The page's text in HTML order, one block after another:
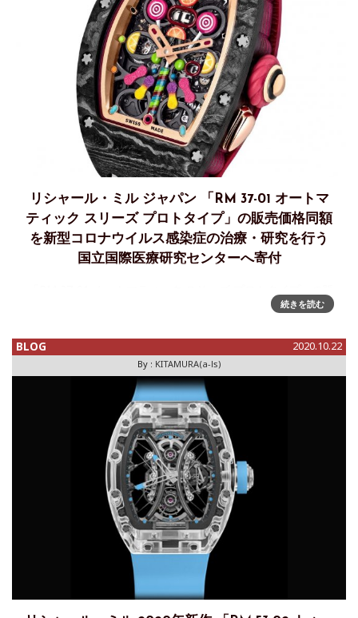
リシャール・ミル ジャパン 「RM 37-01 オートマ
ティック スリーズ プロトタイプ」の販売価格同額
を新型コロナウイルス感染症の治療・研究を行う
国立国際医療研究センターへ寄付
売価格同額を新型コロナウイルス感染症の治療、研究を行う
で亡くなられた方々に謹んでお悔やみ申し上げますとと
続きを読む
BLOG 2020.10.22
By : KITAMURA(a-ls)